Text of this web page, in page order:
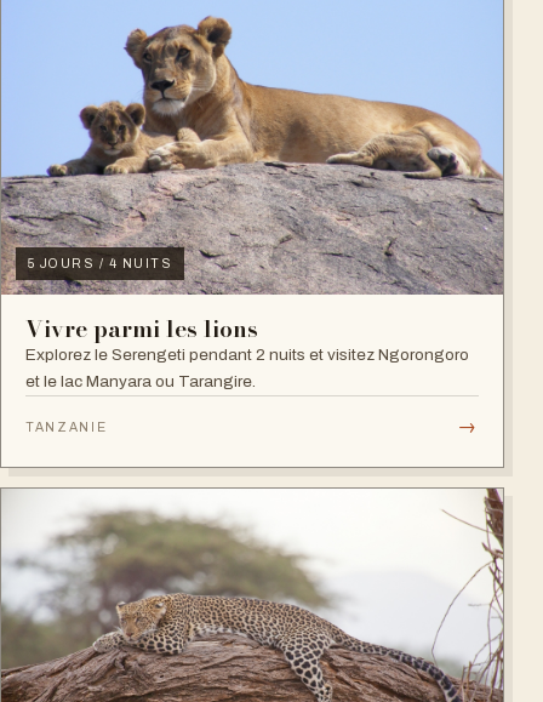
5 JOURS / 4 NUITS
Vivre parmi les lions
Explorez le Serengeti pendant 2 nuits et visitez Ngorongoro
et le lac Manyara ou Tarangire.
TANZANIE →